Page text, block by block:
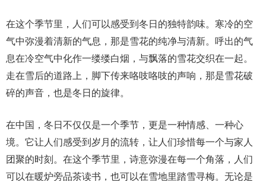
在这个季节里，人们可以感受到冬日的独特韵味。寒冷的空
气中弥漫着清新的气息，那是雪花的纯净与清新。呼出的气
息在冷空气中化作一缕缕白烟，与飘落的雪花交织在一起。
走在雪后的道路上，脚下传来咯吱咯吱的声响，那是雪花破
碎的声音，也是冬日的旋律。
在中国，冬日不仅仅是一个季节，更是一种情感、一种心
境。它让人们感受到岁月的流转，让人们珍惜每一个与家人
团聚的时刻。在这个季节里，诗意弥漫在每一个角落，人们
可以在暖炉旁品茶读书，也可以在雪地里踏雪寻梅。无论是